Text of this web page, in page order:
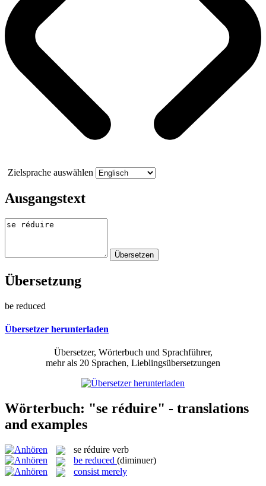
Zielsprache auswählen
Ausgangstext
Übersetzung
be reduced
Übersetzer herunterladen
Übersetzer, Wörterbuch und Sprachführer,
mehr als 20 Sprachen, Lieblingsübersetzungen
Wörterbuch: "se réduire" - translations
and examples
se réduire verb
be reduced (diminuer)
consist merely